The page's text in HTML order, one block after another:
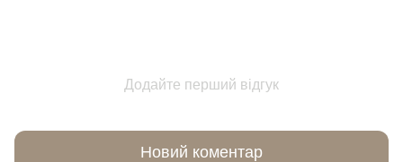
Додайте перший відгук
Новий коментар